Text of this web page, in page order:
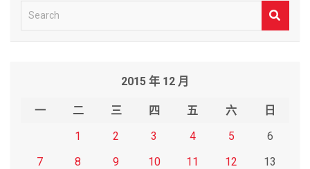
e
2015 年 12 月
一 二 三 四 五 六
日
1
2 3 4 5
6
7
8 9 10 11 12
13